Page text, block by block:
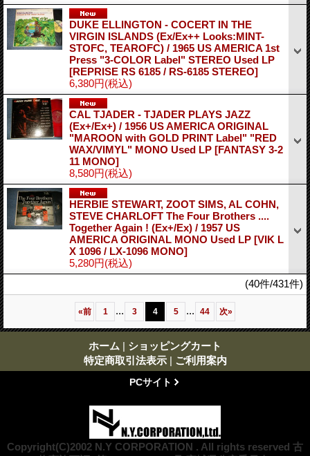
DUKE ELLINGTON - COCERT IN THE
VIRGIN ISLANDS (Ex/Ex++ Looks:MINT-
STOFC, TEAROFC) / 1965 US AMERICA 1st
Press "3-COLOR Label" STEREO Used LP
[REPRISE RS 6185 / RS-6185 STEREO]
6,380円(税込)
CAL TJADER - TJADER PLAYS JAZZ
(Ex+/Ex+) / 1956 US AMERICA ORIGINAL
"MAROON with GOLD PRINT Label" "RED
WAX/VIMYL" MONO Used LP [FANTASY 3-2
11 MONO]
8,580円(税込)
HERBIE STEWART, ZOOT SIMS, AL COHN,
STEVE CHARLOFT The Four Brothers ....
Together Again ! (Ex+/Ex) / 1957 US
AMERICA ORIGINAL MONO Used LP [VIK L
X 1096 / LX-1096 MONO]
5,280円(税込)
(40件/431件)
«前 1 ... 3 4 5 ... 44 次»
ホーム | ショッピングカート
特定商取引法表示 | ご利用案内
PCサイト
Copyright(C)2002 N.Y CORPORATION . All rights reserved 古